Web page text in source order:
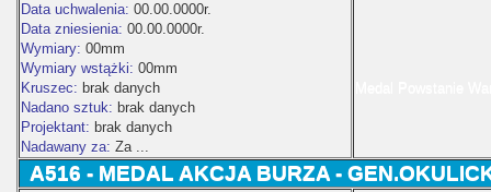
Data uchwalenia: 00.00.0000r.
Data zniesienia: 00.00.0000r.
Wymiary: 00mm
Wymiary wstążki: 00mm
Kruszec: brak danych
Nadano sztuk: brak danych
Projektant: brak danych
Nadawany za: Za ...
A516 - MEDAL AKCJA BURZA -